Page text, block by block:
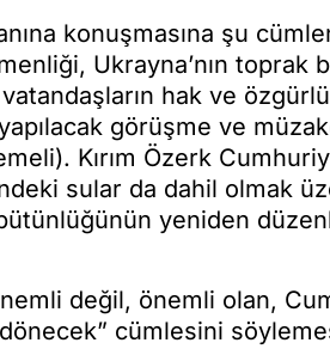
konuşmasına şu
Ukrayna’nın toprak
hak ve
görüşme ve
Kırım Özerk
sular da dahil olmak
bütünlüğünün yeniden
değil, önemli olan,
cümlesini